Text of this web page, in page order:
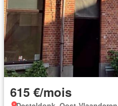
615 €/mois